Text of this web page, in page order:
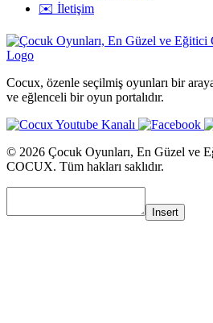
✉️ İletişim
Cocux, özenle seçilmiş oyunları bir
ve eğlenceli bir oyun portalıdır.
© 2026 Çocuk Oyunları, En Güzel ve
COCUX. Tüm hakları saklıdır.
Insert